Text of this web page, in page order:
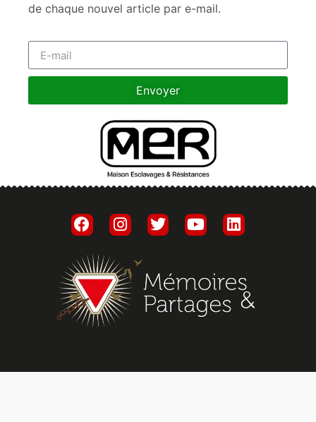
de chaque nouvel article par e-mail.
Envoyer